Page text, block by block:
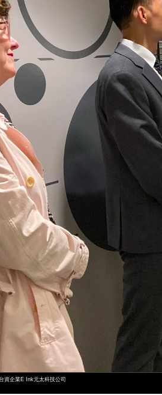
資企業E Ink元太科技公司